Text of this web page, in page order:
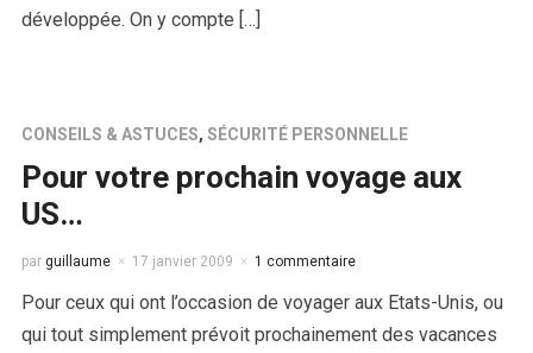
développée. On y compte […]
CONSEILS & ASTUCES, SÉCURITÉ PERSONNELLE
Pour votre prochain voyage aux
US…
par guillaume 17 janvier 2009 1 commentaire
Pour ceux qui ont l’occasion de voyager aux Etats-Unis, ou
qui tout simplement prévoit prochainement des vacances